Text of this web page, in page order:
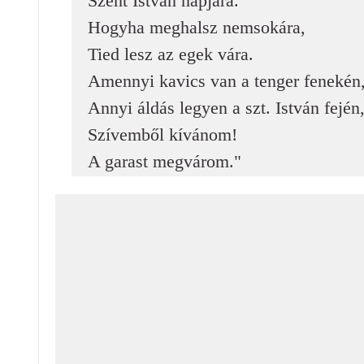
Hogyha meghalsz nemsokára,
Tied lesz az egek vára.
Amennyi kavics van a tenger
Annyi áldás legyen a szt. István
Szívemből kívánom!
A garast megvárom."